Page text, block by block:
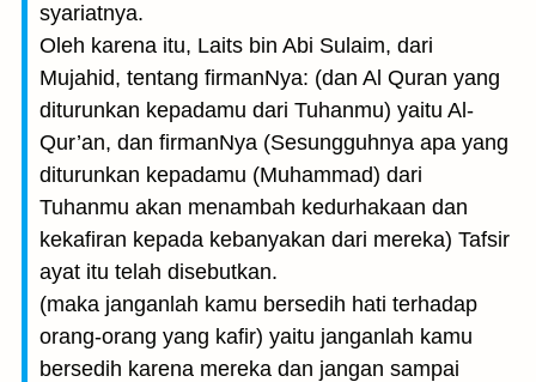
syariatnya.
Oleh karena itu, Laits bin Abi Sulaim, dari
Mujahid, tentang firmanNya: (dan Al Quran yang
diturunkan kepadamu dari Tuhanmu) yaitu Al-
Qur’an, dan firmanNya (Sesungguhnya apa yang
diturunkan kepadamu (Muhammad) dari
Tuhanmu akan menambah kedurhakaan dan
kekafiran kepada kebanyakan dari mereka) Tafsir
ayat itu telah disebutkan.
(maka janganlah kamu bersedih hati terhadap
orang-orang yang kafir) yaitu janganlah kamu
bersedih karena mereka dan jangan sampai